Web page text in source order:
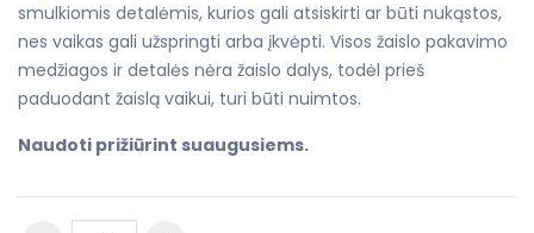
smulkiomis detalėmis, kurios gali atsiskirti ar būti nukąstos,
nes vaikas gali užspringti arba įkvėpti. Visos žaislo pakavimo
medžiagos ir detalės nėra žaislo dalys, todėl prieš
paduodant žaislą vaikui, turi būti nuimtos.
Naudoti prižiūrint suaugusiems.